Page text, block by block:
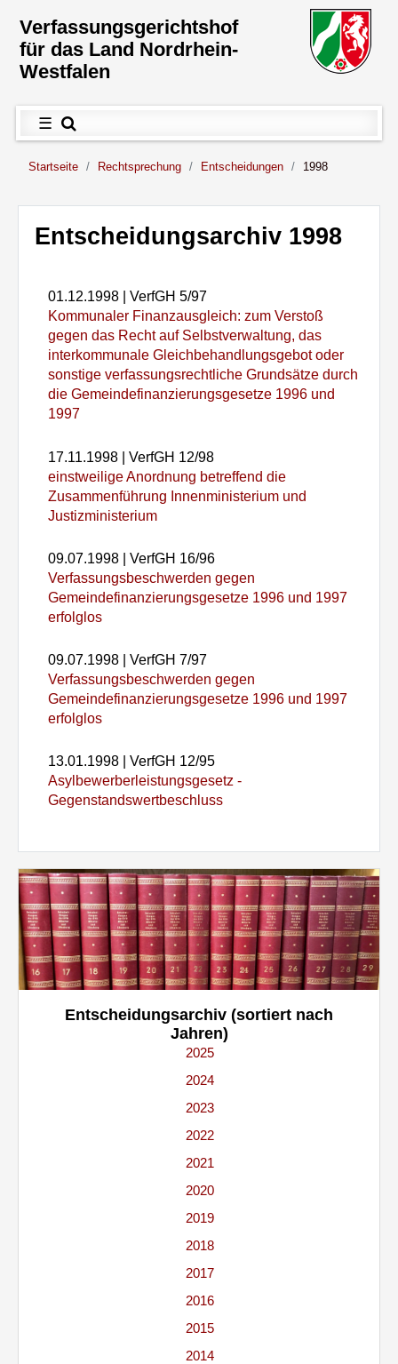
Verfassungs­gerichtshof
für das Land Nordrhein-
Westfalen
Hauptnavigation
☰ Menü
Sie sind hier:
Startseite Rechtsprechung Entscheidungen 1998
Inhalt
Entscheidungsarchiv 1998
01.12.1998| VerfGH 5/97
Kommunaler Finanzausgleich: zum Verstoß
gegen das Recht auf Selbstverwaltung, das
interkommunale Gleichbehandlungsgebot oder
sonstige verfassungsrechtliche Grundsätze durch
die Gemeindefinanzierungsgesetze 1996 und
1997
17.11.1998| VerfGH 12/98
einstweilige Anordnung betreffend die
Zusammenführung Innenministerium und
Justizministerium
09.07.1998| VerfGH 16/96
Verfassungsbeschwerden gegen
Gemeindefinanzierungsgesetze 1996 und 1997
erfolglos
09.07.1998| VerfGH 7/97
Verfassungsbeschwerden gegen
Gemeindefinanzierungsgesetze 1996 und 1997
erfolglos
13.01.1998| VerfGH 12/95
Asylbewerberleistungsgesetz -
Gegenstandswertbeschluss
Entscheidungsarchiv (sortiert nach
Jahren)
2025
2024
2023
2022
2021
2020
2019
2018
2017
2016
2015
2014